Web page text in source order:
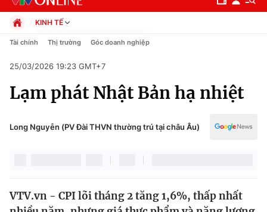
Chuyên mục
Chính trị
KINH TẾ
Chính trị
Pháp luật
Kinh tế
Thể thao
Văn hóa - Giải trí
Giáo dục
Tài chính Thị trường Góc doanh nghiệp
25/03/2026 19:23 GMT+7
Lạm phát Nhật Bản hạ nhiệt
Long Nguyễn (PV Đài THVN thường trú tại châu Âu)
VTV.vn - CPI lõi tháng 2 tăng 1,6%, thấp nhất